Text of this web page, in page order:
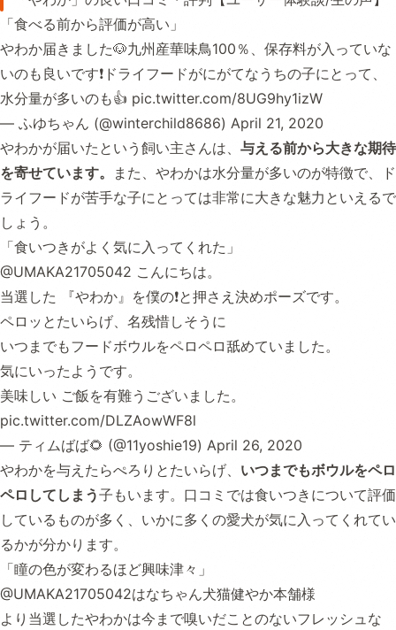
「食べる前から評価が高い」
やわか届きました🐶九州産華味鳥100％、保存料が入っていな
いのも良いです❗ドライフードがにがてなうちの子にとって、
水分量が多いのも👍 pic.twitter.com/8UG9hy1izW
— ふゆちゃん (@winterchild8686) April 21, 2020
やわかが届いたという飼い主さんは、 与える前から大きな期待
を寄せています。
また、やわかは水分量が多いのが特徴で、ド
ライフードが苦手な子にとっては非常に大きな魅力といえるで
しょう。
「食いつきがよく気に入ってくれた」
@UMAKA21705042 こんにちは。
当選した 『やわか』を僕の❗️と押さえ決めポーズです。
ペロッとたいらげ、名残惜しそうに
いつまでもフードボウルをペロペロ舐めていました。
気にいったようです。
美味しい ご飯を有難うございました。
pic.twitter.com/DLZAowWF8l
— ティムばば🌻 (@11yoshie19) April 26, 2020
やわかを与えたらぺろりとたいらげ、 いつまでもボウルをペロ
ペロしてしまう子もいます。口コミでは食いつきについて評価
しているものが多く、いかに多くの愛犬が気に入ってくれてい
るかが分かります。
「瞳の色が変わるほど興味津々」
@UMAKA21705042はなちゃん犬猫健やか本舗様
より当選したやわかは今まで嗅いだことのないフレッシュな